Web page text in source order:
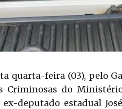
quarta-feira (03), pelo
Criminosas do
deputado estadual